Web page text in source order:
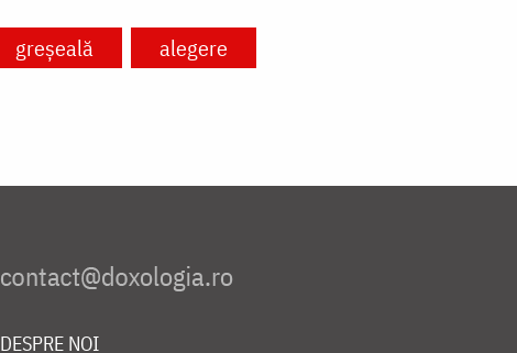
greșeală alegere
DESPRE NOI